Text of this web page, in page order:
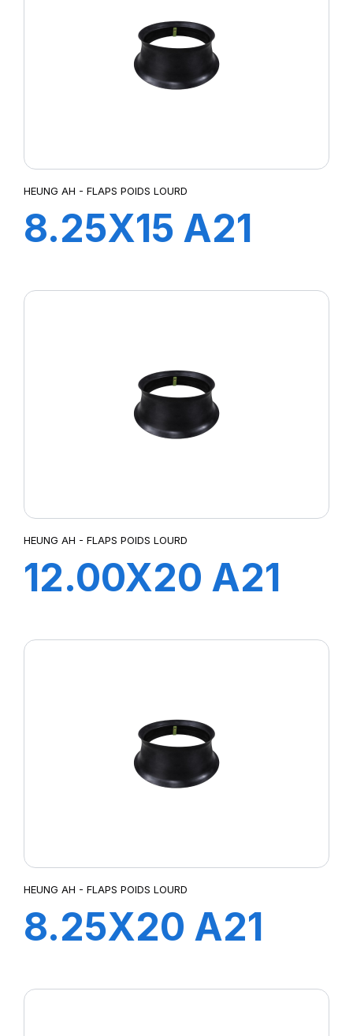
HEUNG AH - FLAPS POIDS LOURD
8.25X15 A21
HEUNG AH - FLAPS POIDS LOURD
12.00X20 A21
HEUNG AH - FLAPS POIDS LOURD
8.25X20 A21